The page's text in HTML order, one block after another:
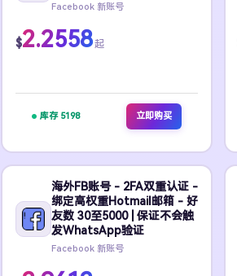
Facebook 新账号
$2.2558起
库存 5198 立即购买
海外FB账号 - 2FA双重认证 -
绑定高权重Hotmail邮箱 - 好
友数 30至5000 | 保证不会触
发WhatsApp验证
Facebook 新账号